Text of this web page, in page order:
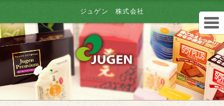
ジュゲン 株式会社